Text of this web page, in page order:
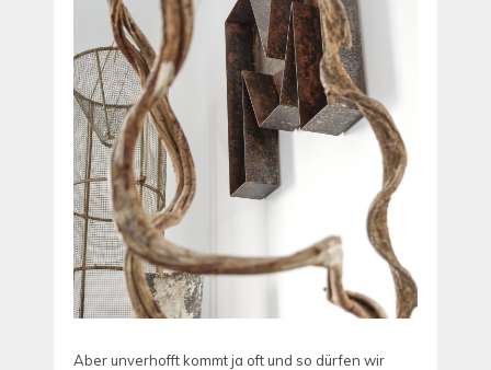
Aber unverhofft kommt ja oft und so dürfen wir